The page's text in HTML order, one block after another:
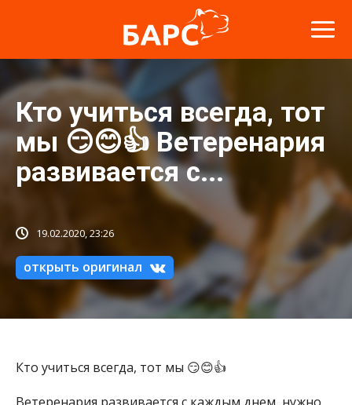
Кто учиться всегда, тот
мы 😏😊👍 Ветеренария
развивается с...
19.02.2020, 23:26
открыть оригинал
Кто учиться всегда, тот мы 😏😊👍